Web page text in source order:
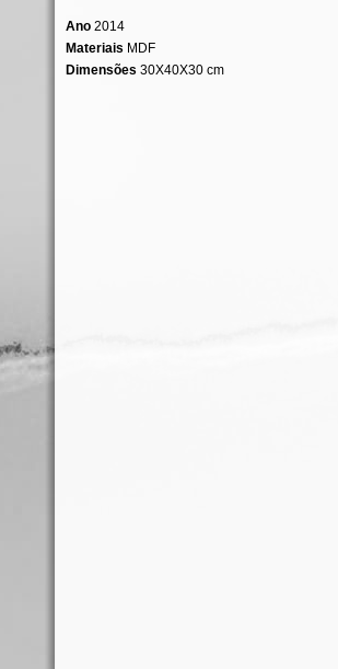
Ano 2014
Materiais MDF
Dimensões 30X40X30 cm